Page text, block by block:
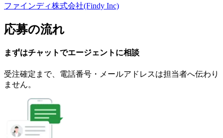
ファインディ株式会社(Findy Inc)
応募の流れ
まずはチャットでエージェント に相談
受注確定まで、 電話番号・メールアドレスは担当者へ伝わり
ません。